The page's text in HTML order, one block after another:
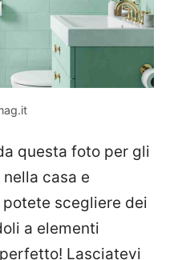
questa foto per gli
casa e
scegliere dei
a elementi
Lasciatevi